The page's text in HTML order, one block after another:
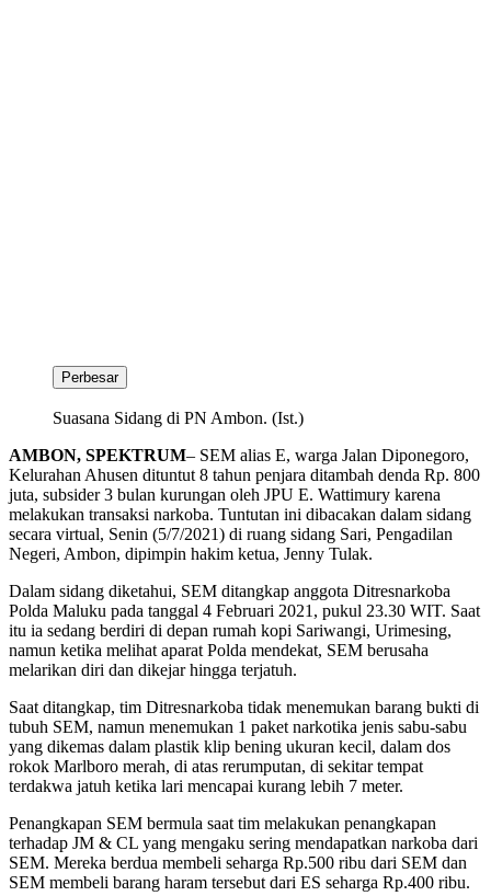
Perbesar
Suasana Sidang di PN Ambon. (Ist.)
AMBON, SPEKTRUM– SEM alias E, warga Jalan Diponegoro,
Kelurahan Ahusen dituntut 8 tahun penjara ditambah denda Rp. 800
juta, subsider 3 bulan kurungan oleh JPU E. Wattimury karena
melakukan transaksi narkoba. Tuntutan ini dibacakan dalam sidang
secara virtual, Senin (5/7/2021) di ruang sidang Sari, Pengadilan
Negeri, Ambon, dipimpin hakim ketua, Jenny Tulak.
Dalam sidang diketahui, SEM ditangkap anggota Ditresnarkoba
Polda Maluku pada tanggal 4 Februari 2021, pukul 23.30 WIT. Saat
itu ia sedang berdiri di depan rumah kopi Sariwangi, Urimesing,
namun ketika melihat aparat Polda mendekat, SEM berusaha
melarikan diri dan dikejar hingga terjatuh.
Saat ditangkap, tim Ditresnarkoba tidak menemukan barang bukti di
tubuh SEM, namun menemukan 1 paket narkotika jenis sabu-sabu
yang dikemas dalam plastik klip bening ukuran kecil, dalam dos
rokok Marlboro merah, di atas rerumputan, di sekitar tempat
terdakwa jatuh ketika lari mencapai kurang lebih 7 meter.
Penangkapan SEM bermula saat tim melakukan penangkapan
terhadap JM & CL yang mengaku sering mendapatkan narkoba dari
SEM. Mereka berdua membeli seharga Rp.500 ribu dari SEM dan
SEM membeli barang haram tersebut dari ES seharga Rp.400 ribu.